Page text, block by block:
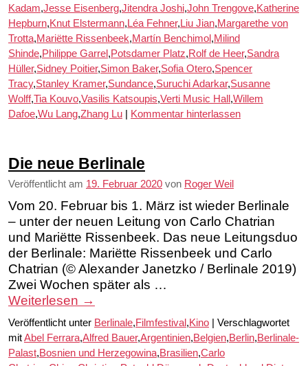
Kadam,Jesse Eisenberg,Jitendra Joshi,John Trengove,Katherine
Hepburn,Knut Elstermann, Léa Fehner, Liu Jian,Margarethe von
Trotta,Mariëtte Rissenbeek,Martín Benchimol ,Milind
Shinde,Philippe Garrel ,Potsdamer Platz,Rolf de Heer,Sandra
Hüller,Sidney Poitier,Simon Baker,Sofia Otero,Spencer
Tracy,Stanley Kramer,Sundance,Suruchi Adarkar,Susanne
Wolff,Tia Kouvo,Vasilis Katsoupis,Verti Music Hall ,Willem
Dafoe,Wu Lang,Zhang Lu Kommentar hinterlassen
Die neue Berlinale
Veröffentlicht am 19. Februar 2020 von Roger Weil
Vom 20. Februar bis 1. März ist wieder Berlinale
– unter der neuen Leitung von Carlo Chatrian
und Mariëtte Rissenbeek. Das neue Leitungsduo
der Berlinale: Mariëtte Rissenbeek und Carlo
Chatrian (© Alexander Janetzko / Berlinale 2019)
Zwei Wochen später als …
Weiterlesen →
Veröffentlicht unter Berlinale,Filmfestival ,Kino
Verschlagwortet
mitAbel Ferrara,Alfred Bauer,Argentinien,Belgien,Berlin,Berlinale-
Palast,Bosnien und Herzegowina,Brasilien,Carlo